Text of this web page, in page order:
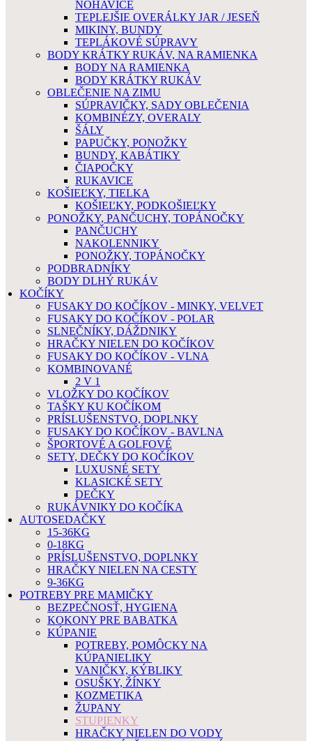
NOHAVICE
TEPLEJŠIE OVERÁLKY JAR / JESEŇ
MIKINY, BUNDY
TEPLÁKOVÉ SÚPRAVY
BODY KRÁTKY RUKÁV, NA RAMIENKA
BODY NA RAMIENKA
BODY KRÁTKY RUKÁV
OBLEČENIE NA ZIMU
SÚPRAVIČKY, SADY OBLEČENIA
KOMBINÉZY, OVERALY
ŠÁLY
PAPUČKY, PONOŽKY
BUNDY, KABÁTIKY
ČIAPOČKY
RUKAVICE
KOŠIEĽKY, TIELKA
KOŠIEĽKY, PODKOŠIEĽKY
PONOŽKY, PANČUCHY, TOPÁNOČKY
PANČUCHY
NAKOLENNIKY
PONOŽKY, TOPÁNOČKY
PODBRADNÍKY
BODY DLHÝ RUKÁV
KOČÍKY
FUSAKY DO KOČÍKOV - MINKY, VELVET
FUSAKY DO KOČÍKOV - POLAR
SLNEČNÍKY, DÁŽDNIKY
HRAČKY NIELEN DO KOČÍKOV
FUSAKY DO KOČÍKOV - VLNA
KOMBINOVANÉ
2 V 1
VLOŽKY DO KOČÍKOV
TAŠKY KU KOČÍKOM
PRÍSLUŠENSTVO, DOPLNKY
FUSAKY DO KOČÍKOV - BAVLNA
ŠPORTOVÉ A GOLFOVÉ
SETY, DEČKY DO KOČÍKOV
LUXUSNÉ SETY
KLASICKÉ SETY
DEČKY
RUKÁVNIKY DO KOČÍKA
AUTOSEDAČKY
15-36KG
0-18KG
PRÍSLUŠENSTVO, DOPLNKY
HRAČKY NIELEN NA CESTY
9-36KG
POTREBY PRE MAMIČKY
BEZPEČNOSŤ, HYGIENA
KOKONY PRE BABATKA
KÚPANIE
POTREBY, POMÔCKY NA
KÚPANIELIKY
VANIČKY, KÝBLIKY
OSUŠKY, ŽÍNKY
KOZMETIKA
ŽUPANY
STUPIENKY
HRAČKY NIELEN DO VODY